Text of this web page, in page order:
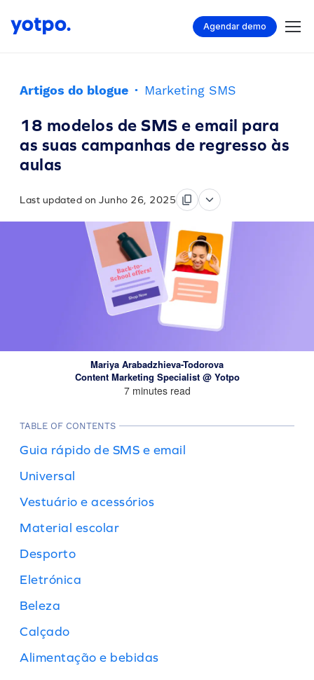
Agendar demo
Artigos do blogue · Marketing SMS
18 modelos de SMS e email para
as suas campanhas de regresso às
aulas
Last updated on Junho 26, 2025
Mariya Arabadzhieva-Todorova
Content Marketing Specialist @ Yotpo
7 minutes read
TABLE OF CONTENTS
Guia rápido de SMS e email
Universal
Vestuário e acessórios
Material escolar
Desporto
Eletrónica
Beleza
Calçado
Alimentação e bebidas